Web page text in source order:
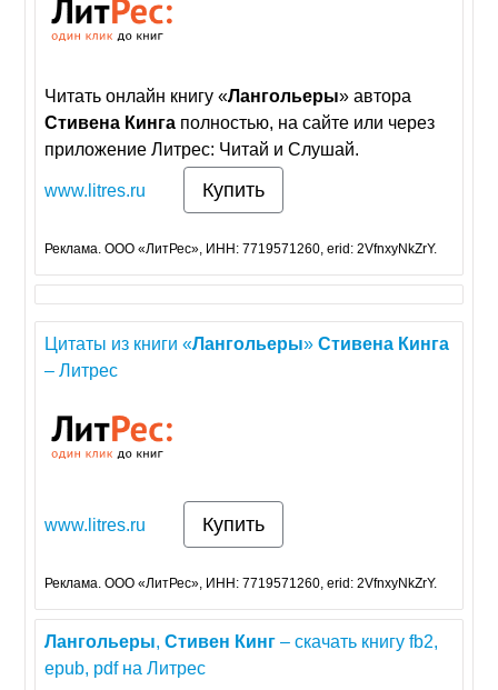
Читать онлайн книгу «Лангольеры» автора
Стивена Кинга полностью, на сайте или через
приложение Литрес: Читай и Слушай.
www.litres.ru Купить
Реклама. ООО «ЛитРес», ИНН: 7719571260, erid: 2VfnxyNkZrY.
Цитаты из книги «Лангольеры»Стивена Кинга
– Литрес
www.litres.ru Купить
Реклама. ООО «ЛитРес», ИНН: 7719571260, erid: 2VfnxyNkZrY.
Лангольеры,Стивен Кинг – скачать книгу fb2,
epub, pdf на Литрес